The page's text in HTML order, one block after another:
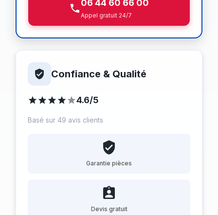
06 44 60 66 00
Appel gratuit 24/7
Confiance & Qualité
4.6/5
Basé sur 49 avis clients
Garantie pièces
Devis gratuit